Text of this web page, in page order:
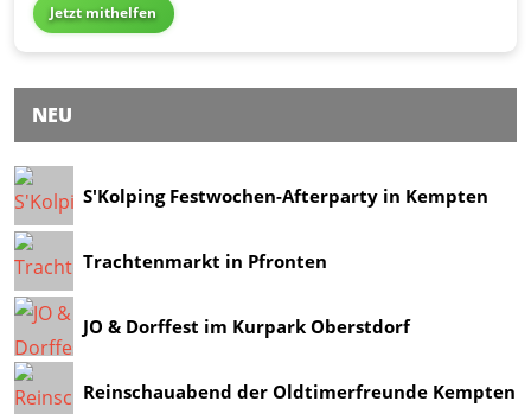
Jetzt mithelfen
NEU
S'Kolping Festwochen-Afterparty in Kempten
Trachtenmarkt in Pfronten
JO & Dorffest im Kurpark Oberstdorf
Reinschauabend der Oldtimerfreunde Kempten